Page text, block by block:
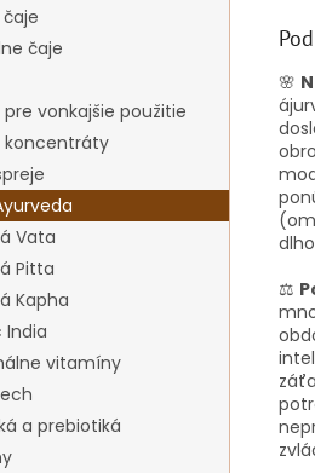
čaje
vonkajšie použitie
koncentráty
Vata
Pitta
Kapha
India
vitamíny
a prebiotiká
🌸
⚖️